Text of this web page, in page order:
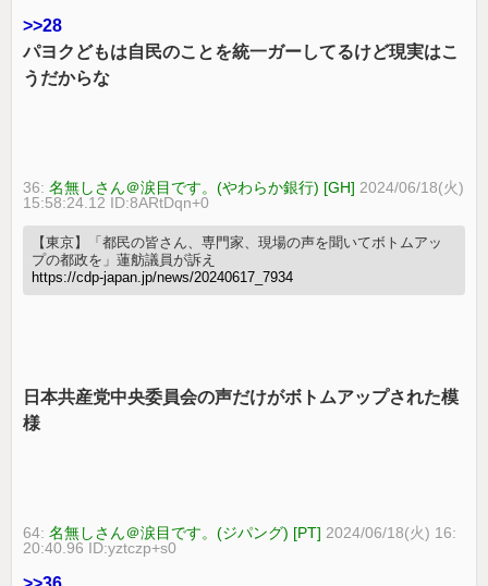
>>28
パヨクどもは自民のことを統一ガーしてるけど現実はこ
うだからな
36:名無しさん＠涙目です。(やわらか銀行) [GH] 2024/06/18(火)
15:58:24.12 ID:8ARtDqn+0
【東京】「都民の皆さん、専門家、現場の声を聞いてボトムアッ
プの都政を」蓮舫議員が訴え
https://cdp-japan.jp/news/20240617_7934
日本共産党中央委員会の声だけがボトムアップされた模
様
64:名無しさん＠涙目です。(ジパング) [PT] 2024/06/18(火) 16:
20:40.96 ID:yztczp+s0